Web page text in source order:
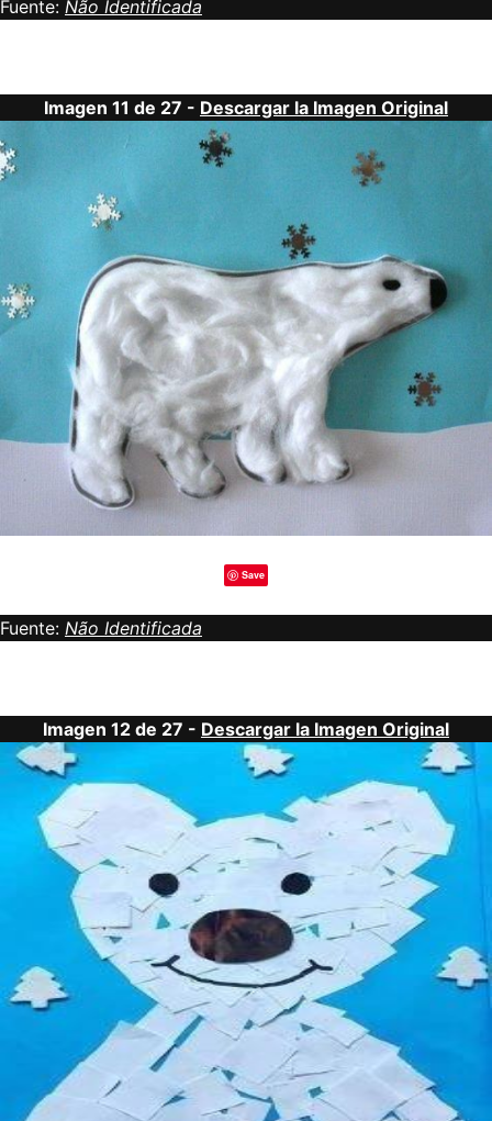
Fuente: Não Identificada
Imagen 11 de 27 - Descargar la Imagen Original
Save
Fuente: Não Identificada
Imagen 12 de 27 - Descargar la Imagen Original